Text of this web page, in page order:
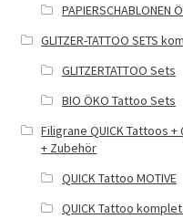
PAPIERSCHABLONEN
GLITZER-TATTOO SETS
GLITZERTATTOO Sets
BIO ÖKO Tattoo Sets
Filigrane QUICK Tattoos +
+ Zubehör
QUICK Tattoo MOTIVE
QUICK Tattoo